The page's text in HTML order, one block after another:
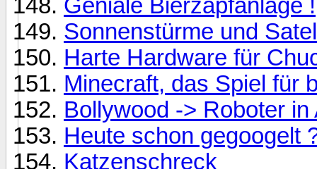
Geniale Bierzapfanlage !
Sonnenstürme und
Harte Hardware für
Minecraft, das Spiel für
Bollywood -> Roboter in
Heute schon gegoogelt
Katzenschreck